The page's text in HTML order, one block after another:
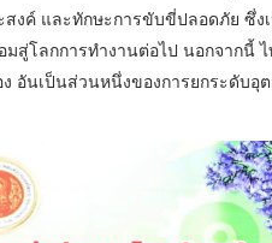
สงค์ และทักษะการขับขี่ปลอดภัย ซึ่
สู่โลกการทำงานต่อไป นอกจากนี้
อันเป็นส่วนหนึ่งของการยกระดับอุ